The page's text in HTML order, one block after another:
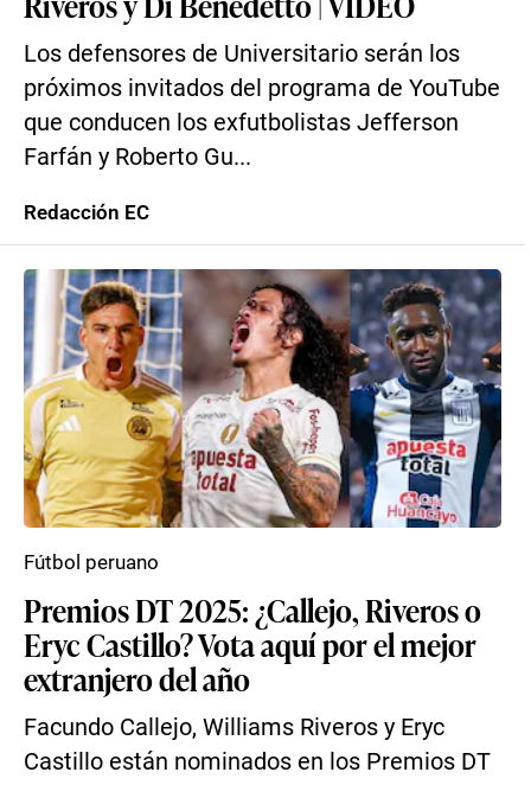
Los defensores de Universitario serán los
próximos invitados del programa de YouTube
que conducen los exfutbolistas Jefferson
Farfán y Roberto Gu...
Redacción EC
Premios DT 2025: ¿Callejo, Riveros o
Eryc Castillo? Vota aquí por el mejor
extranjero del año
Facundo Callejo, Williams Riveros y Eryc
Castillo están nominados en los Premios DT
Fútbol peruano